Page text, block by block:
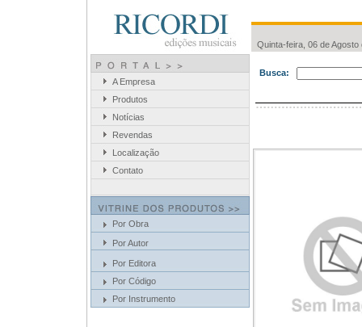
Quinta-feira, 06 de Agosto
A Empresa
Produtos
Notícias
Revendas
Localização
Contato
Por Obra
Por Autor
Por Editora
Por Código
Por Instrumento
Busca: